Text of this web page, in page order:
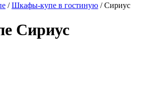
/Шкафы-купе в гостиную / Сириус
Сириус